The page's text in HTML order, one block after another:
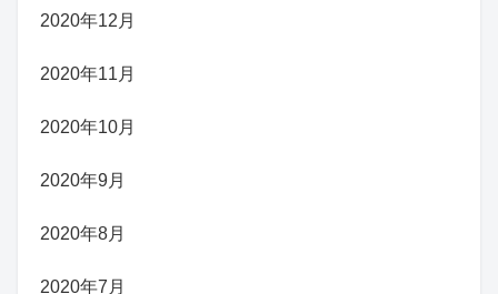
2020年12月
2020年11月
2020年10月
2020年9月
2020年8月
2020年7月